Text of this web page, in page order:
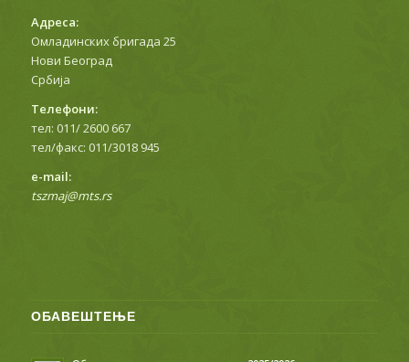
Адреса:
Омладинских бригада 25
Нови Београд
Србија
Телефони:
тел: 011/ 2600 667
тел/факс: 011/3018 945
е-mail:
tszmaj@mts.rs
ОБАВЕШТЕЊЕ